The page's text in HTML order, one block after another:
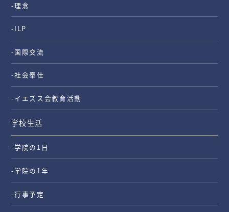
-理念
-ILP
-国際交流
-社会奉仕
-イエズス会教育活動
学校生活
-学院の1日
-学院の1年
-行事予定